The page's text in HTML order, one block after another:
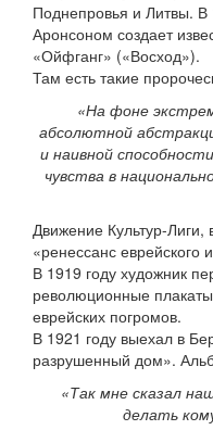
Поднепровья и Литвы. В
Аронсоном создает
«Ойфганг» («Восход»).
Там есть такие
«На фоне
абсолютной
и наивной
чувства в
Движение Культур-
«ренессанс еврейского
В 1919 году художник
революционные
еврейских погромов.
В 1921 году выехал в
разрушенный дом».
«Так мне сказал
делать